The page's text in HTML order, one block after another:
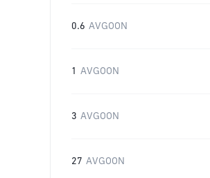
0.6 AVGOON
1 AVGOON
3 AVGOON
27 AVGOON